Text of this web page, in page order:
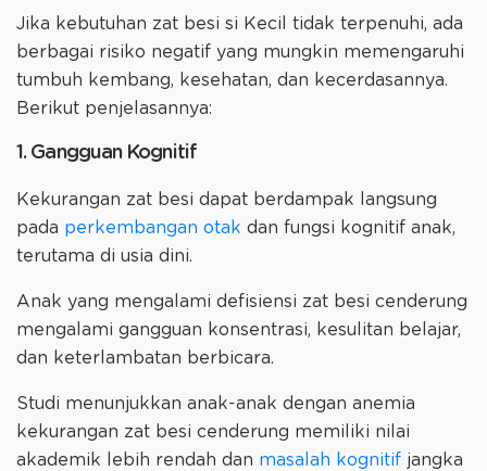
Jika kebutuhan zat besi si Kecil tidak terpenuhi, ada
berbagai risiko negatif yang mungkin memengaruhi
tumbuh kembang, kesehatan, dan kecerdasannya.
Berikut penjelasannya:
1. Gangguan Kognitif
Kekurangan zat besi dapat berdampak langsung
pada perkembangan otak dan fungsi kognitif anak,
terutama di usia dini.
Anak yang mengalami defisiensi zat besi cenderung
mengalami gangguan konsentrasi, kesulitan belajar,
dan keterlambatan berbicara.
Studi menunjukkan anak-anak dengan anemia
kekurangan zat besi cenderung memiliki nilai
akademik lebih rendah dan masalah kognitif jangka